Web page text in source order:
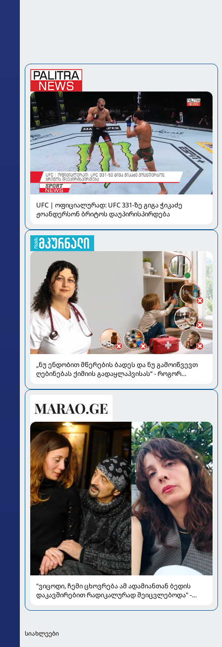
UFC | ოფიციალურად: UFC 331-ზე გიგა ჭიკაძე
ჟოანდერსონ ბრიტოს დაუპირისპირდება
„ნუ ენდობით მწერების ბადეს და ნუ გამოიწვევთ
ღებინებას ქიმიის გადაყლაპვისას“ - როგორ
სალომე ახვლედიანის რჩევები
"ვიცოდი, ჩემი ცხოვრება ამ ადამიანთან ბედის
დაკავშირებით რადიკალურად შეიცვლებოდა" -
ოჯახზე
სიახლეები